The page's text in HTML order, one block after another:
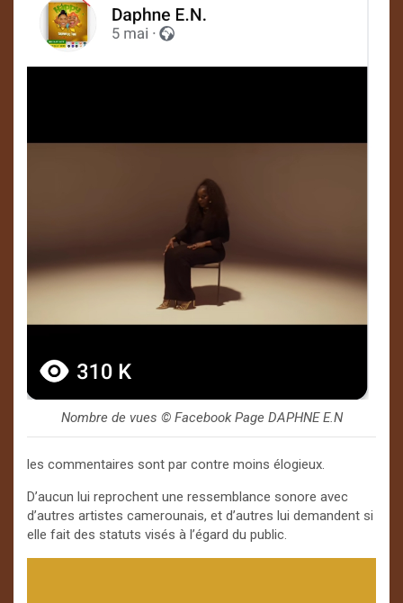
Nombre de vues ©️ Facebook Page DAPHNE E.N
les commentaires sont par contre moins élogieux.
D’aucun lui reprochent une ressemblance sonore avec
d’autres artistes camerounais, et d’autres lui demandent si
elle fait des statuts visés à l’égard du public.